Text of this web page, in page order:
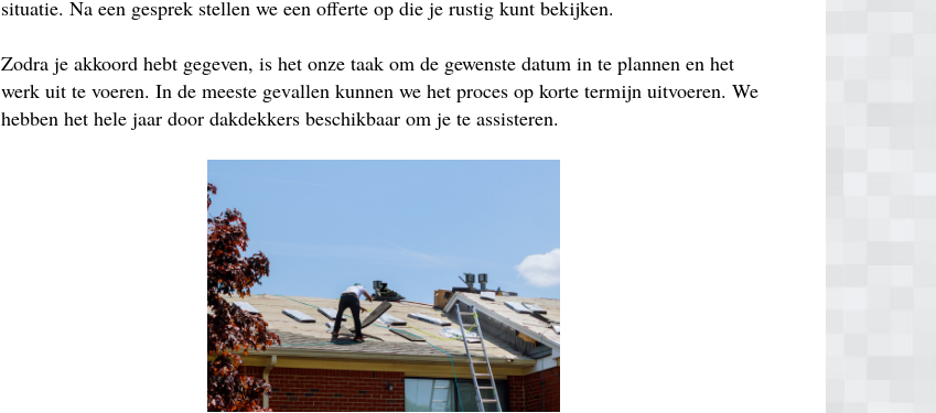
situatie. Na een gesprek stellen we een offerte op die je rustig kunt bekijken.
Zodra je akkoord hebt gegeven, is het onze taak om de gewenste datum in te plannen en het
werk uit te voeren. In de meeste gevallen kunnen we het proces op korte termijn uitvoeren. We
hebben het hele jaar door dakdekkers beschikbaar om je te assisteren.